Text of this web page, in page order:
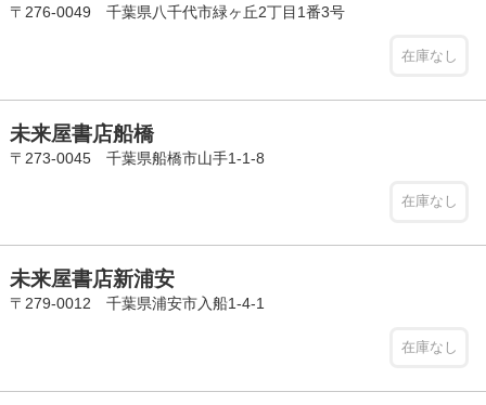
〒276-0049 千葉県八千代市緑ヶ丘2丁目1番3号
在庫なし
未来屋書店船橋
〒273-0045 千葉県船橋市山手1-1-8
在庫なし
未来屋書店新浦安
〒279-0012 千葉県浦安市入船1-4-1
在庫なし